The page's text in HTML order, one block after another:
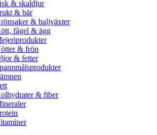
& skaldjur
& bär
& baljväxter
fågel & ägg
& frön
& fetter
& fiber